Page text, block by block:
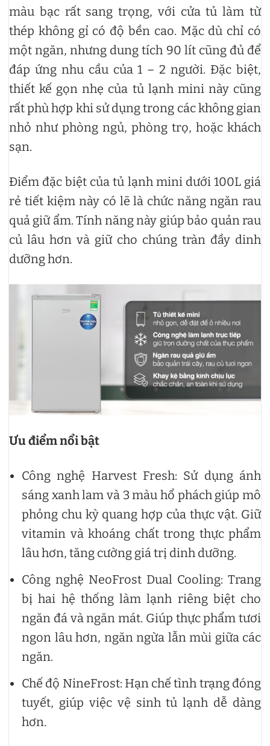
màu bạc rất sang trọng, với cửa tủ làm từ
thép không gỉ có độ bền cao. Mặc dù chỉ có
một ngăn, nhưng dung tích 90 lít cũng đủ để
đáp ứng nhu cầu của 1 – 2 người. Đặc biệt,
thiết kế gọn nhẹ của tủ lạnh mini này cũng
rất phù hợp khi sử dụng trong các không gian
nhỏ như phòng ngủ, phòng trọ, hoặc khách
sạn.
Điểm đặc biệt của tủ lạnh mini dưới 100L giá
rẻ tiết kiệm này có lẽ là chức năng ngăn rau
quả giữ ẩm. Tính năng này giúp bảo quản rau
củ lâu hơn và giữ cho chúng tràn đầy dinh
dưỡng hơn.
Ưu điểm nổi bật
Công nghệ Harvest Fresh: Sử dụng ánh
sáng xanh lam và 3 màu hổ phách giúp mô
phỏng chu kỳ quang hợp của thực vật. Giữ
vitamin và khoáng chất trong thực phẩm
lâu hơn, tăng cường giá trị dinh dưỡng.
Công nghệ NeoFrost Dual Cooling: Trang
bị hai hệ thống làm lạnh riêng biệt cho
ngăn đá và ngăn mát. Giúp thực phẩm tươi
ngon lâu hơn, ngăn ngừa lẫn mùi giữa các
ngăn.
Chế độ NineFrost: Hạn chế tình trạng đóng
tuyết, giúp việc vệ sinh tủ lạnh dễ dàng
hơn.